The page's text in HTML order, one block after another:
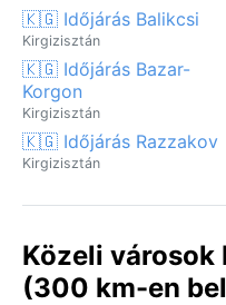
🇰🇬 Időjárás Balikcsi
Kirgizisztán
🇰🇬 Időjárás Bazar-
Korgon
Kirgizisztán
🇰🇬 Időjárás Razzakov
Kirgizisztán
Közeli városok
(300 km-en